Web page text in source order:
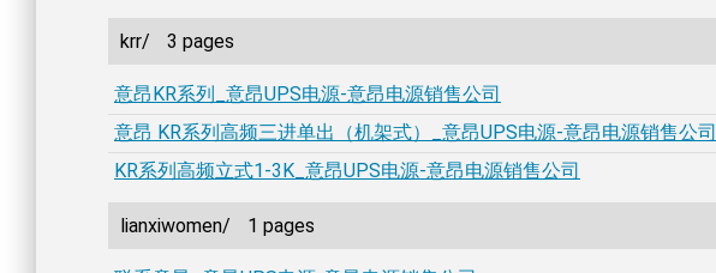
krr/ 3 pages
意昂KR系列_意昂UPS电源-意昂电源销售公司
意昂 KR系列高频三进单出（机架式）_意昂UPS电源-意昂电源销售公司
KR系列高频立式1-3K_意昂UPS电源-意昂电源销售公司
lianxiwomen/ 1 pages